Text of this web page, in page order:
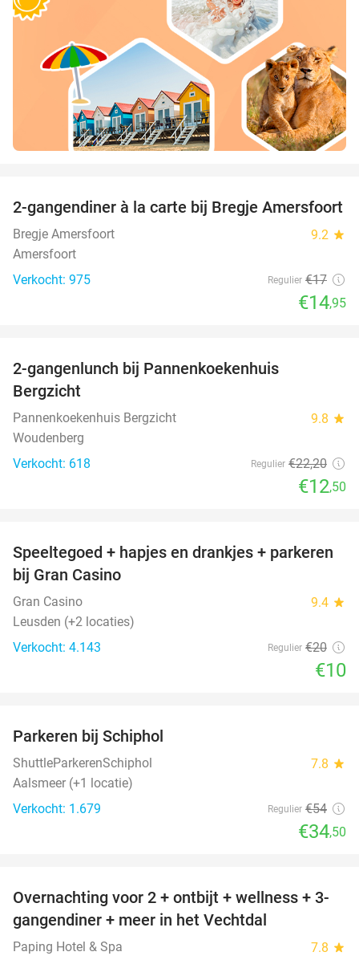
12%
2-gangendiner à la carte bij Bregje Amersfoort
Bregje Amersfoort 9.2 star
Amersfoort
Verkocht: 975
Regulier €17
€14,95
2-gangenlunch bij Pannenkoekenhuis
Bergzicht
Pannenkoekenhuis Bergzicht 9.8 star
Woudenberg
Verkocht: 618
Regulier €22,20
€12,50
50%
Speeltegoed + hapjes en drankjes + parkeren
bij Gran Casino
Gran Casino 9.4 star
Leusden (+2 locaties)
Verkocht: 4.143
Regulier €20
€10
Parkeren bij Schiphol
ShuttleParkerenSchiphol 7.8 star
Aalsmeer (+1 locatie)
Verkocht: 1.679
Regulier €54
€34,50
48%
Overnachting voor 2 + ontbijt + wellness + 3-
gangendiner + meer in het Vechtdal
Paping Hotel & Spa 7.8 star